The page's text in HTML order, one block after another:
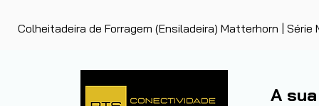
Colheitadeira de Forragem (Ensiladeira) Matterhorn | Série
A